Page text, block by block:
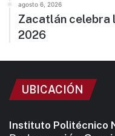
agosto 6, 2026
Zacatlán celebra
2026
UBICACIÓN
Instituto Politécnico